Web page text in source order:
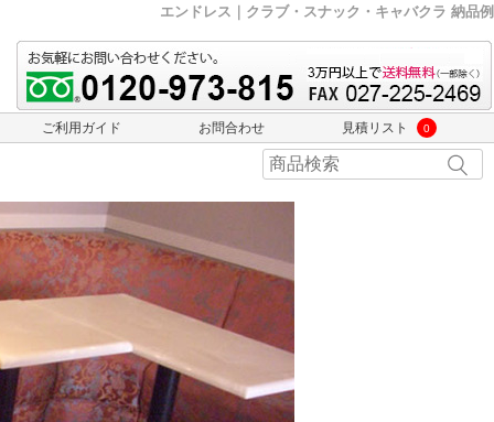
エンドレス｜クラブ・スナック・キャバクラ 納品例
ご利用ガイド お問合わせ 見積リスト 0